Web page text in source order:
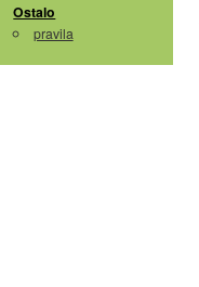
Ostalo
pravila